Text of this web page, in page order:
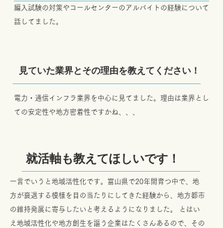
編入試験の対策やコールセンターのアルバイトの経験について
話してました。
見ていた業界とその理由を教えてください！
電力・通信インフラ業界を中心に見てました。理由は業界とし
ての安定性や地方密着性ですかね、、、
​ 就活軸も教えてほしいです！
​ 一言でいうと地域活性化です。富山県で20年間育つ中で、地
方が衰退する模様を目の当たりにしてきた経験から、地方都市
の維持発展に寄与したいと考えるようになりました。 とはい
え地域活性化や地方創生を謳う企業はたくさんあるので、その